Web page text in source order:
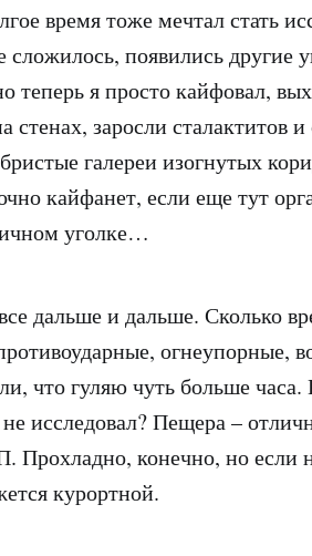
время тоже мечтал стать
появились другие
я просто кайфовал,
заросли сталактитов и
галереи изогнутых
кайфанет, если еще тут
уголке…
дальше и дальше. Сколько
огнеупорные,
что гуляю чуть больше
исследовал? Пещера –
конечно, но если
курортной.